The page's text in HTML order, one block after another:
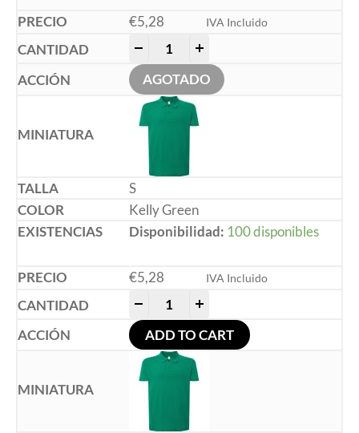
€5,28 IVA Incluido
AGOTADO
S
Kelly Green
Disponibilidad: 100 disponibles
€5,28 IVA Incluido
ADD TO CART